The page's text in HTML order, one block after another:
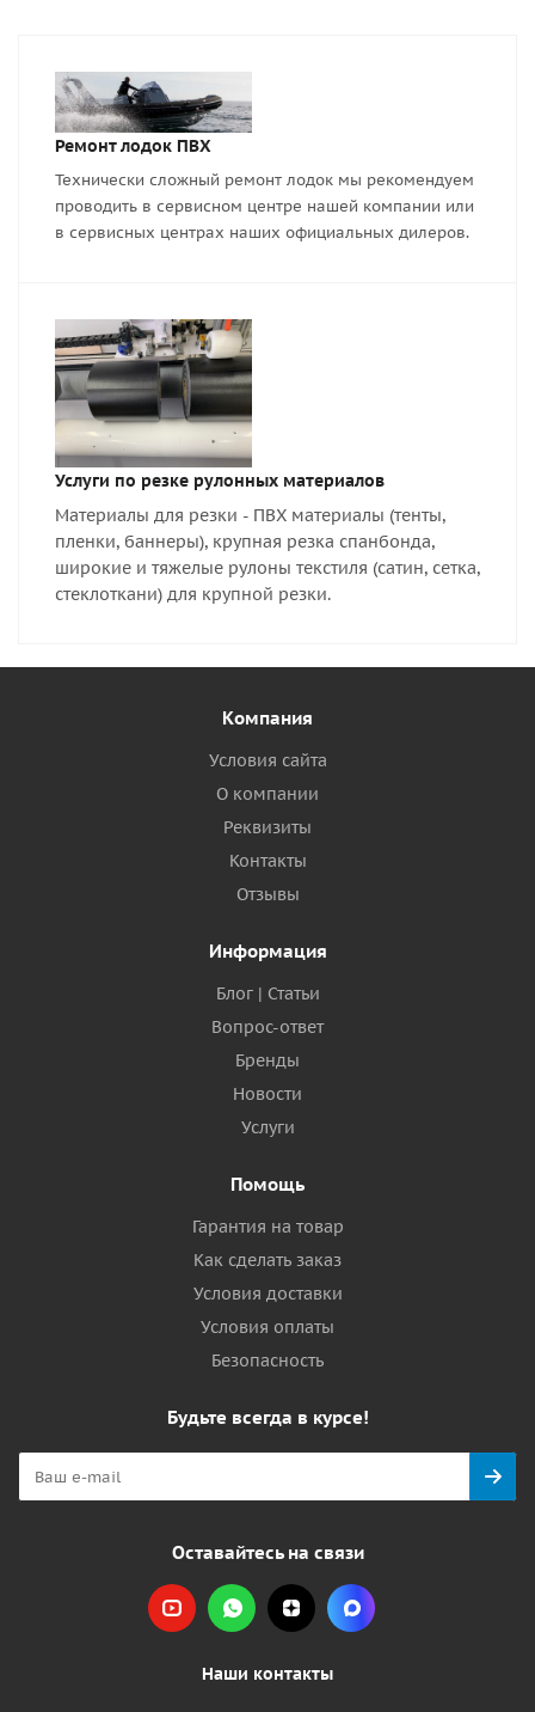
Ремонт лодок ПВХ
Технически сложный ремонт лодок мы рекомендуем
проводить в сервисном центре нашей компании или
в сервисных центрах наших официальных дилеров.
Услуги по резке рулонных материалов
Материалы для резки - ПВХ материалы (тенты,
пленки, баннеры), крупная резка спанбонда,
широкие и тяжелые рулоны текстиля (сатин, сетка,
стеклоткани) для крупной резки.
Компания
Условия сайта
О компании
Реквизиты
Контакты
Отзывы
Информация
Блог | Статьи
Вопрос-ответ
Бренды
Новости
Услуги
Помощь
Гарантия на товар
Как сделать заказ
Условия доставки
Условия оплаты
Безопасность
Будьте всегда в курсе!
Оставайтесь на связи
Наши контакты